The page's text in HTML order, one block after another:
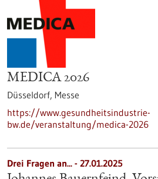
MEDICA 2026
Düsseldorf, Messe
https://www.gesundheitsindustrie-
bw.de/veranstaltung/medica-2026
Drei Fragen an... - 27.01.2025